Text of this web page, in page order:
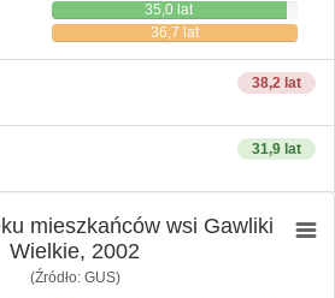
35,0 lat
36,7 lat
38,2 lat
31,9 lat
mieszkańców wsi Gawliki
Wielkie, 2002
(Źródło: GUS)